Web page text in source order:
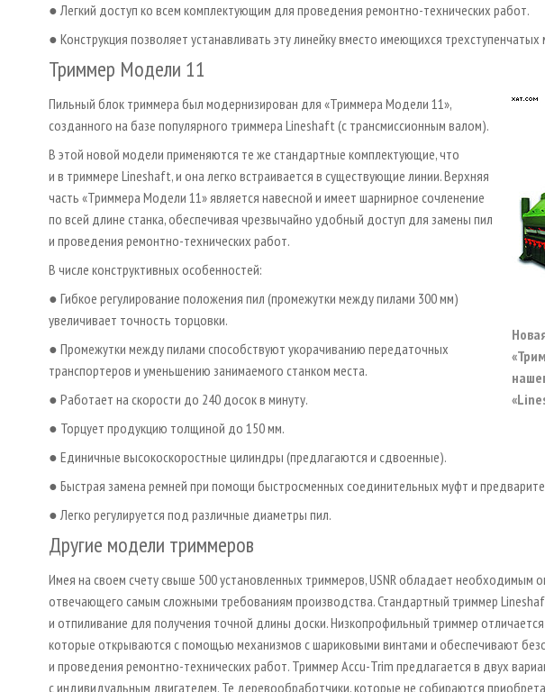
● Легкий доступ ко всем комплектующим для проведения ремонтно-технических работ.
● Конструкция позволяет устанавливать эту линейку вместо имеющихся
Триммер Moдели 11
Пильный блок триммера был модернизирован для «Триммера Модели 11»,
созданного на базе популярного триммера Lineshaft (с трансмиссионным валом).
В этой новой модели применяются те же стандартные комплектующие, что
и в триммере Lineshaft, и она легко встраивается в существующие линии. Верхняя
часть «Триммера Модели 11» является навесной и имеет шарнирное сочленение
по всей длине станка, обеспечивая чрезвычайно удобный доступ для замены пил
и проведения ремонтно-технических работ.
В числе конструктивных особенностей:
● Гибкое регулирование положения пил (промежутки между пилами 300 мм)
увеличивает точность торцовки.
● Промежутки между пилами способствуют укорачиванию передаточных
транспортеров и уменьшению занимаемого станком места.
● Работает на скорости до 240 досок в минуту.
● Торцует продукцию толщиной до 150 мм.
● Единичные высокоскоростные цилиндры (предлагаются и сдвоенные).
● Быстрая замена ремней при помощи быстросменных соединительных муфт и
● Легко регулируется под различные диаметры пил.
Другие модели триммеров
Имея на своем счету свыше 500 установленных триммеров, USNR обладает необходимым
отвечающего самым сложными требованиям производства. Стандартный триммер
и отпиливание для получения точной длины доски. Низкопрофильный триммер
которые открываются с помощью механизмов с шариковыми винтами и обеспечивают
и проведения ремонтно-технических работ. Триммер Accu-Trim предлагается в двух
с индивидуальным двигателем. Те деревообработчики, которые не собираются